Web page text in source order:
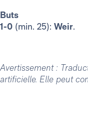
Buts
1-0 (min. 25): Weir.
Avertissement :
artificielle. Elle peut